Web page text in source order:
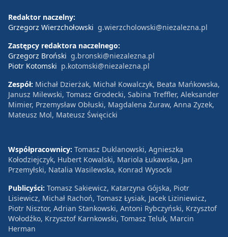
Redaktor naczelny:
Grzegorz Wierzchołowski g.wierzcholowski@niezalezna.pl
Zastępcy redaktora naczelnego:
Grzegorz Broński g.bronski@niezalezna.pl
Piotr Kotomski p.kotomski@niezalezna.pl
Zespół: Michał Dzierżak, Michał Kowalczyk, Beata Mańkowska,
Janusz Milewski, Tomasz Grodecki, Sabina Treffler, Aleksander
Mimier, Przemysław Obłuski, Magdalena Żuraw, Anna Zyzek,
Mateusz Mol, Mateusz Święcicki
Współpracownicy: Tomasz Duklanowski, Agnieszka
Kołodziejczyk, Hubert Kowalski, Mariola Łukawska, Jan
Przemyłski, Natalia Wasilewska, Konrad Wysocki
Publicyści: Tomasz Sakiewicz, Katarzyna Gójska, Piotr
Lisiewicz, Michał Rachoń, Tomasz Łysiak, Jacek Liziniewicz,
Piotr Nisztor, Adrian Stankowski, Antoni Rybczyński, Krzysztof
Wołodźko, Krzysztof Karnkowski, Tomasz Teluk, Marcin
Herman